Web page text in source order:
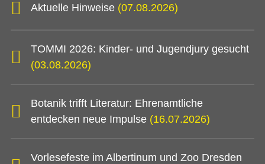
Aktuelle Hinweise (07.08.2026)
TOMMI 2026: Kinder- und Jugendjury gesucht
(03.08.2026)
Botanik trifft Literatur: Ehrenamtliche
entdecken neue Impulse (16.07.2026)
Vorlesefeste im Albertinum und Zoo Dresden